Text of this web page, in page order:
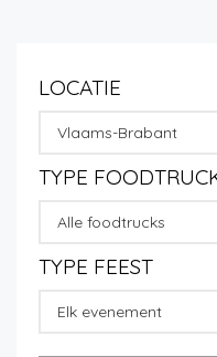
LOCATIE
Vlaams-Brabant
TYPE
Alle foodtrucks
TYPE FEEST
Elk evenement